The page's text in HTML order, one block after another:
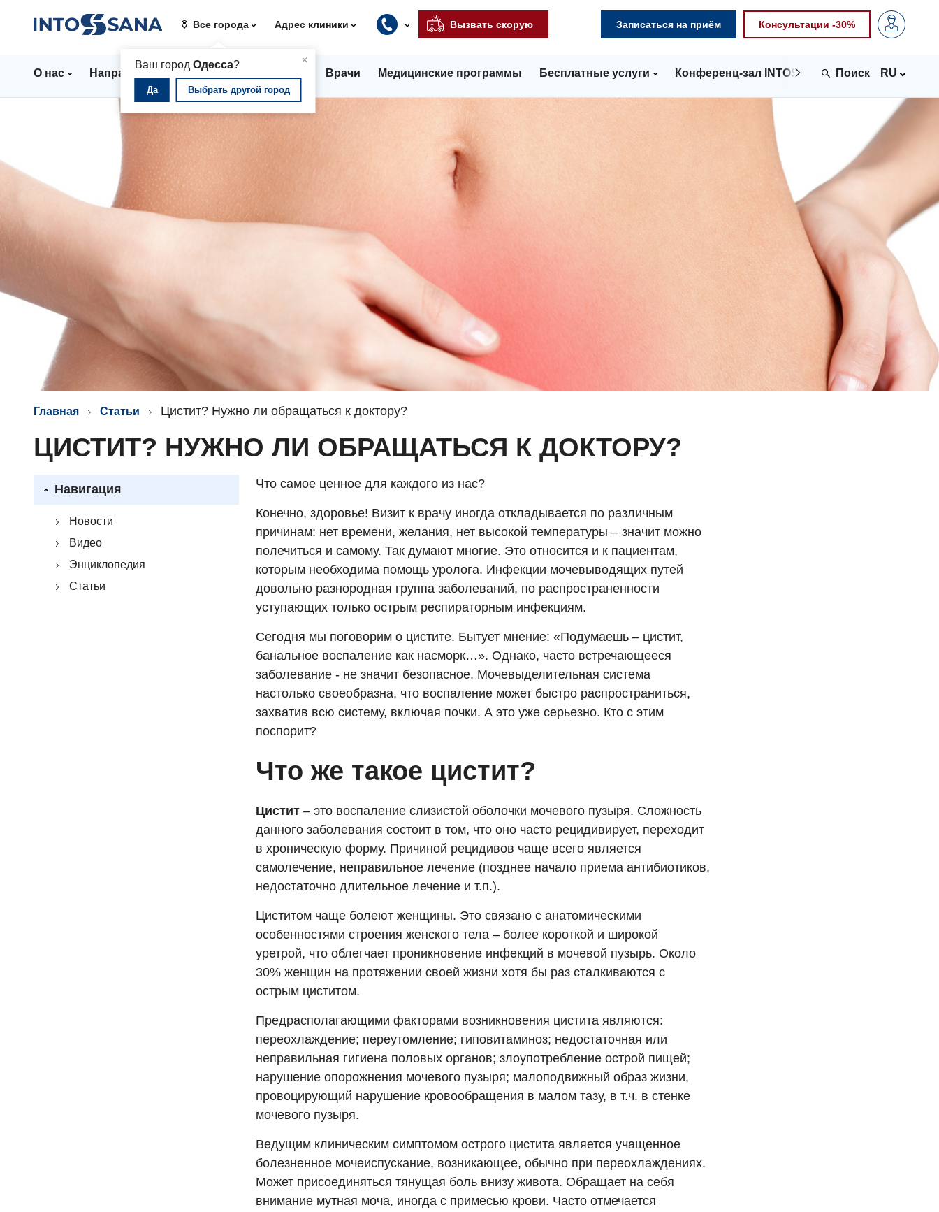
Все города
×
Ваш город Одесса?
Да Выбрать другой город
Адрес клиники Вызвать скорую Записаться на приём Консультации -30%
О нас Направления Стационар Врачи Медицинские программы Бесплатные услуги Конференц-зал INTOSPACE Контакты
RU
Главная Статьи Цистит? Нужно ли обращаться к доктору?
ЦИСТИТ? НУЖНО ЛИ ОБРАЩАТЬСЯ К ДОКТОРУ?
Навигация
Новости
Видео
Энциклопедия
Статьи
Что самое ценное для каждого из нас?
Конечно, здоровье! Визит к врачу иногда откладывается по различным
причинам: нет времени, желания, нет высокой температуры – значит можно
полечиться и самому. Так думают многие. Это относится и к пациентам,
которым необходима помощь уролога. Инфекции мочевыводящих путей
довольно разнородная группа заболеваний, по распространенности
уступающих только острым респираторным инфекциям.
Сегодня мы поговорим о цистите. Бытует мнение: «Подумаешь – цистит,
банальное воспаление как насморк…». Однако, часто встречающееся
заболевание - не значит безопасное. Мочевыделительная система
настолько своеобразна, что воспаление может быстро распространиться,
захватив всю систему, включая почки. А это уже серьезно. Кто с этим
поспорит?
Что же такое цистит?
Цистит – это воспаление слизистой оболочки мочевого пузыря. Сложность
данного заболевания состоит в том, что оно часто рецидивирует, переходит
в хроническую форму. Причиной рецидивов чаще всего является
самолечение, неправильное лечение (позднее начало приема антибиотиков,
недостаточно длительное лечение и т.п.).
Циститом чаще болеют женщины. Это связано с анатомическими
особенностями строения женского тела – более короткой и широкой
уретрой, что облегчает проникновение инфекций в мочевой пузырь. Около
30% женщин на протяжении своей жизни хотя бы раз сталкиваются с
острым циститом.
Предрасполагающими факторами возникновения цистита являются:
переохлаждение; переутомление; гиповитаминоз; недостаточная или
неправильная гигиена половых органов; злоупотребление острой пищей;
нарушение опорожнения мочевого пузыря; малоподвижный образ жизни,
провоцирующий нарушение кровообращения в малом тазу, в т.ч. в стенке
мочевого пузыря.
Ведущим клиническим симптомом острого цистита является учащенное
болезненное мочеиспускание, возникающее, обычно при переохлаждениях.
Может присоединяться тянущая боль внизу живота. Обращает на себя
внимание мутная моча, иногда с примесью крови. Часто отмечается